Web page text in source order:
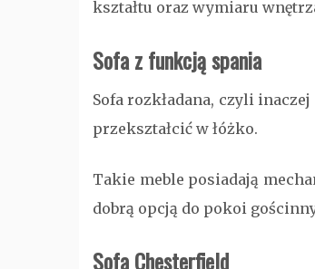
kształtu oraz wymiaru
Sofa z funkcją spania
Sofa rozkładana, czyli
przekształcić w łóżko.
Takie meble posiadają
dobrą opcją do pokoi
Sofa Chesterfield